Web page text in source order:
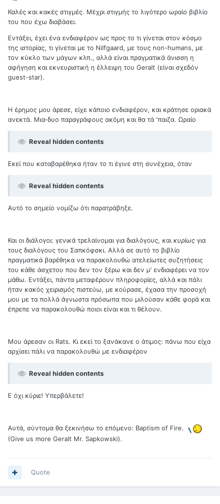
Καλές και κακές στιγμές. Μέχρι στιγμής το λιγότερο ωραίο βιβλίο
του που έχω διαβάσει.
Εντάξει, έχει ένα ενδιαφέρον ως προς το τι γίνεται στον κόσμο
της ιστορίας, τι γίνεται με το Nilfgaard, με τους non-humans, με
τον κύκλο των μάγων κλπ., αλλά είναι πραγματικά άνισση η
αφήγηση και εκνευριστική η έλλειψη του Geralt (είναι σχεδόν
guest-star).
Η έρημος μου άρεσε, είχε κάποιο ενδιαφέρον, και κράτησε οριακά
ανεκτά. Μια-δυο παραγράφους ακόμη και θα τά 'παιζα. Ωραίο
Reveal hidden contents
Εκεί που καταβαρέθηκα ήταν το τι έγινε στη συνέχεια, όταν
Reveal hidden contents
Αυτό το σημείο νομίζω ότι παρατράβηξε.
Και οι διάλογοι: γενικά τρελαίνομαι για διαλόγους, καικυρίως για
τους διαλόγους του Σαπκόφσκι. Αλλά σε αυτό το βιβλίο
πραγματικά βαρέθηκα να παρακολουθώ ατελείωτες συζητήσεις
του κάθε άσχετου που δεν τον ξέρω και δεν μ' ενδιαφέρει να τον
μάθω. Εντάξει, πάντα μεταφέρουν πληροφορίες, αλλά και πάλι
ήταν κακός χειρισμός πιστεύω, με κούρασε, έχασα την προσοχή
μου με τα πολλά άγνωστα πρόσωπα που μιλούσαν κάθε φορά και
έπρεπε να παρακολουθώ ποιοι είναι και τι θέλουν.
Μου άρεσαν οι Rats. Κι εκεί το ξανάκανε ο άτιμος: πάνω που είχα
αρχίσει πάλι να παρακολουθώ με ενδιαφέρον
Reveal hidden contents
Ε όχι κύριε! Υπερβάλετε!
Αυτά, σύντομα θα ξεκινήσω το επόμενο: Baptism of Fire.
(Give us more Geralt Mr. Sapkowski).
Quote